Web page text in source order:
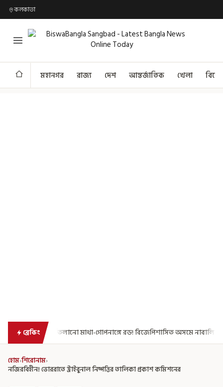
কলকাতা
মহানগর রাজ্য দেশ আন্তর্জাতিক খেলা
ব্রেকিং
গোপনাঙ্গে রড! বিজেপিশাসিত অসমে নাবালিকার নৃশংস পরিণতি
হোম›শিরোনাম›
নজিরবিহীন! ভোররাতে ট্রাইবুনাল নিষ্পত্তির তালিকা প্রকাশ কমিশনের